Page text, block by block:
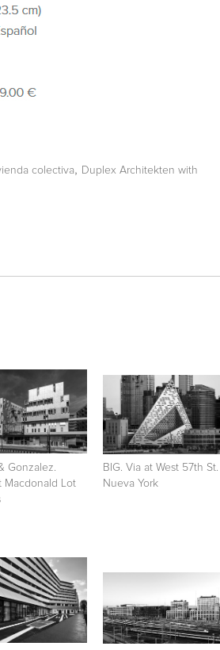
colectiva, Duplex Architekten with
Gonzalez.
Macdonald Lot
BIG. Via at West 57th St.
Nueva York